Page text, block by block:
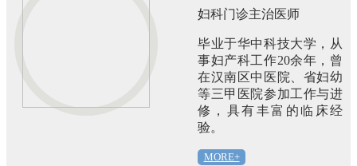
妇科门诊主治医师
毕业于华中科技大学，从
事妇产科工作20余年，曾
在汉南区中医院、省妇幼
等三甲医院参加工作与进
修，具有丰富的临床经
验。
MORE+